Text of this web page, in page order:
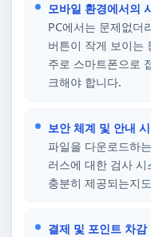
모바일 환경에서의
PC에서는 문제없더
버튼이 작게 보이는
주로 스마트폰으로
크해야 합니다.
보안 체계 및 안내
파일을 다운로드하
러스에 대한 검사
충분히 제공되는지
결제 및 포인트 차감